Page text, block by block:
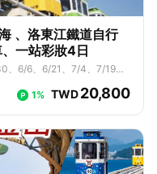
、洛東江鐵道自行
一站彩妝4日
、6/6、6/21、7/4、7/19、
1% TWD20,800